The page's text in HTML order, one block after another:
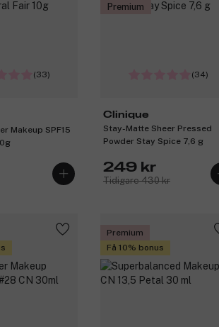
(33)
Makeup SPF15
Premium
(34)
Clinique
Stay-Matte Sheer Pressed
Powder Stay Spice 7,6 g
249 kr
Tidigare 430 kr
Premium
Få 10% bonus